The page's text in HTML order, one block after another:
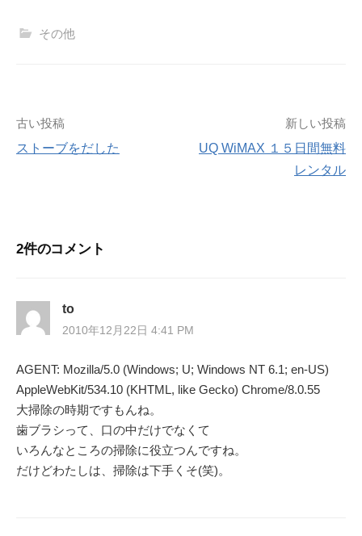
その他
投
ビ
ー
シ
ョ
ン
古い投稿
ストーブをだした
新しい投稿
UQ WiMAX １５日間無料
レンタル
2件のコメント
to
2010年12月22日 4:41 PM
AGENT: Mozilla/5.0 (Windows; U; Windows NT 6.1; en-US)
AppleWebKit/534.10 (KHTML, like Gecko) Chrome/8.0.55
大掃除の時期ですもんね。
歯ブラシって、口の中だけでなくて
いろんなところの掃除に役立つんですね。
だけどわたしは、掃除は下手くそ(笑)。